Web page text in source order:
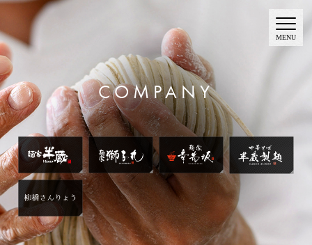
COMPANY